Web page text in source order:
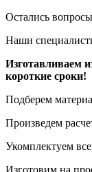
Остались
Наши
Изготавливаем
короткие сроки!
Подберем
Произведем
Укомплектуем
Изготовим на